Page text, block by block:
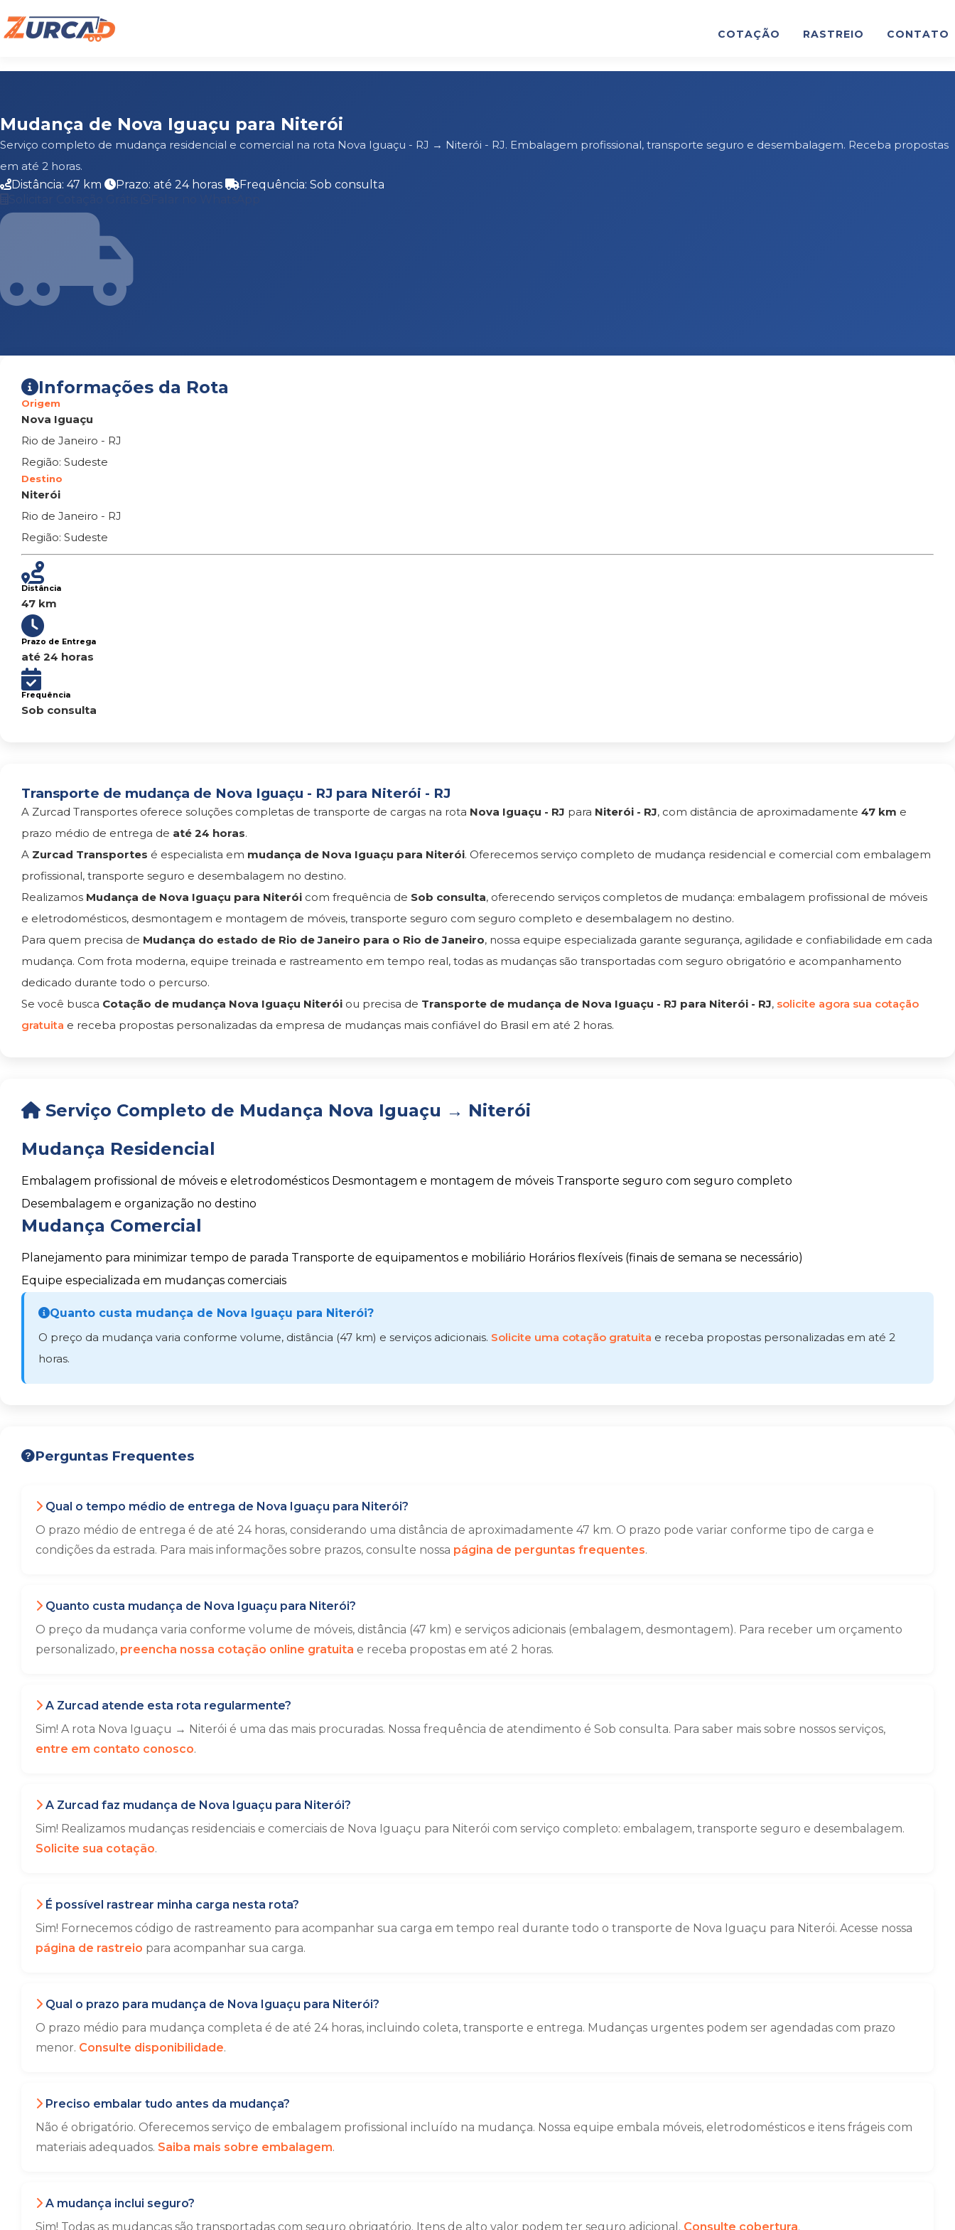
COTAÇÃO RASTREIO CONTATO
Mudança de Nova Iguaçu para Niterói
Serviço completo de mudança residencial e comercial na rota Nova Iguaçu - RJ → Niterói - RJ. Embalagem profissional, transporte seguro e desembalagem. Receba propostas
em até 2 horas.
Distância: 47 km
Prazo: até 24 horas
Frequência: Sob consulta
Informações da Rota
Origem
Nova Iguaçu
Rio de Janeiro - RJ
Região: Sudeste
Destino
Niterói
Rio de Janeiro - RJ
Região: Sudeste
Distância
47 km
Prazo de Entrega
até 24 horas
Frequência
Sob consulta
Transporte de mudança de Nova Iguaçu - RJ para Niterói - RJ
A Zurcad Transportes oferece soluções completas de transporte de cargas na rota Nova Iguaçu - RJ para Niterói - RJ, com distância de aproximadamente 47 km e
prazo médio de entrega de até 24 horas.
A Zurcad Transportes é especialista em mudança de Nova Iguaçu para Niterói. Oferecemos serviço completo de mudança residencial e comercial com embalagem
profissional, transporte seguro e desembalagem no destino.
Realizamos Mudança de Nova Iguaçu para Niterói com frequência de Sob consulta, oferecendo serviços completos de mudança: embalagem profissional de móveis
e eletrodomésticos, desmontagem e montagem de móveis, transporte seguro com seguro completo e desembalagem no destino.
Para quem precisa de Mudança do estado de Rio de Janeiro para o Rio de Janeiro, nossa equipe especializada garante segurança, agilidade e confiabilidade em cada
mudança. Com frota moderna, equipe treinada e rastreamento em tempo real, todas as mudanças são transportadas com seguro obrigatório e acompanhamento
dedicado durante todo o percurso.
Se você busca Cotação de mudança Nova Iguaçu Niterói ou precisa de Transporte de mudança de Nova Iguaçu - RJ para Niterói - RJ, solicite agora sua cotação
gratuita e receba propostas personalizadas da empresa de mudanças mais confiável do Brasil em até 2 horas.
Serviço Completo de Mudança Nova Iguaçu → Niterói
Mudança Residencial
Embalagem profissional de móveis e eletrodomésticos Desmontagem e montagem de móveis Transporte seguro com seguro completo
Desembalagem e organização no destino
Mudança Comercial
Planejamento para minimizar tempo de parada Transporte de equipamentos e mobiliário Horários flexíveis (finais de semana se necessário)
Equipe especializada em mudanças comerciais
Quanto custa mudança de Nova Iguaçu para Niterói?
O preço da mudança varia conforme volume, distância (47 km) e serviços adicionais. Solicite uma cotação gratuita e receba propostas personalizadas em até 2
horas.
Perguntas Frequentes
Qual o tempo médio de entrega de Nova Iguaçu para Niterói?
O prazo médio de entrega é de até 24 horas, considerando uma distância de aproximadamente 47 km. O prazo pode variar conforme tipo de carga e
condições da estrada. Para mais informações sobre prazos, consulte nossa página de perguntas frequentes.
Quanto custa mudança de Nova Iguaçu para Niterói?
O preço da mudança varia conforme volume de móveis, distância (47 km) e serviços adicionais (embalagem, desmontagem). Para receber um orçamento
personalizado, preencha nossa cotação online gratuita e receba propostas em até 2 horas.
A Zurcad atende esta rota regularmente?
Sim! A rota Nova Iguaçu → Niterói é uma das mais procuradas. Nossa frequência de atendimento é Sob consulta. Para saber mais sobre nossos serviços,
entre em contato conosco.
A Zurcad faz mudança de Nova Iguaçu para Niterói?
Sim! Realizamos mudanças residenciais e comerciais de Nova Iguaçu para Niterói com serviço completo: embalagem, transporte seguro e desembalagem.
Solicite sua cotação.
É possível rastrear minha carga nesta rota?
Sim! Fornecemos código de rastreamento para acompanhar sua carga em tempo real durante todo o transporte de Nova Iguaçu para Niterói. Acesse nossa
página de rastreio para acompanhar sua carga.
Qual o prazo para mudança de Nova Iguaçu para Niterói?
O prazo médio para mudança completa é de até 24 horas, incluindo coleta, transporte e entrega. Mudanças urgentes podem ser agendadas com prazo
menor. Consulte disponibilidade.
Preciso embalar tudo antes da mudança?
Não é obrigatório. Oferecemos serviço de embalagem profissional incluído na mudança. Nossa equipe embala móveis, eletrodomésticos e itens frágeis com
materiais adequados. Saiba mais sobre embalagem.
A mudança inclui seguro?
Sim! Todas as mudanças são transportadas com seguro obrigatório. Itens de alto valor podem ter seguro adicional. Consulte cobertura.